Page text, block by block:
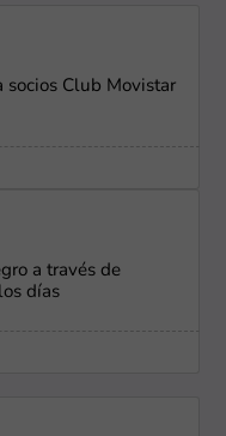
socios Club Movistar
a través de
días